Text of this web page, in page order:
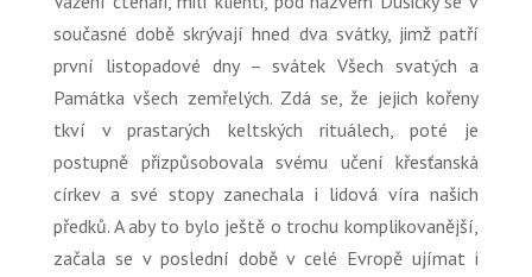
současné době skrývají hned dva svátky, jimž patří
první listopadové dny – svátek Všech svatých a
Památka všech zemřelých. Zdá se, že jejich kořeny
tkví v prastarých keltských rituálech, poté je
postupně přizpůsobovala svému učení křesťanská
církev a své stopy zanechala i lidová víra našich
předků. A aby to bylo ještě o trochu komplikovanější,
začala se v poslední době v celé Evropě ujímat i